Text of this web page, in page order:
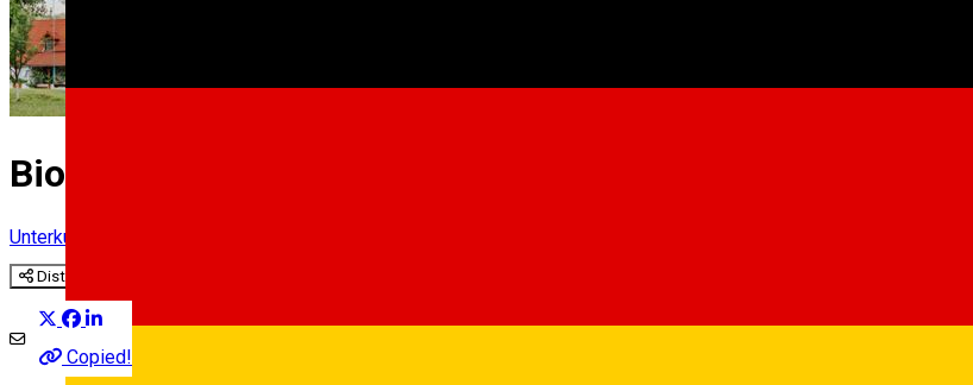
Bio Haus Nucet
Unterkunft außerhalb von Sibiu
Distribuie
Copied!